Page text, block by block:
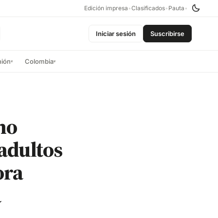
Edición impresa •Clasificados• Pauta •
Iniciar sesión Suscribirse
▾ Colombia▾